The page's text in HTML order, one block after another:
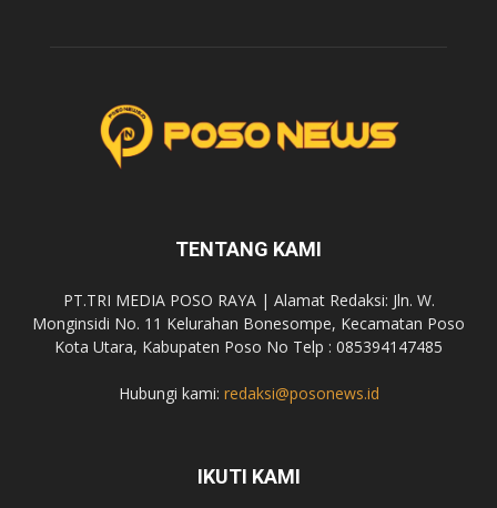
TENTANG KAMI
PT.TRI MEDIA POSO RAYA | Alamat Redaksi: Jln. W.
Monginsidi No. 11 Kelurahan Bonesompe, Kecamatan Poso
Kota Utara, Kabupaten Poso No Telp : 085394147485
Hubungi kami: redaksi@posonews.id
IKUTI KAMI